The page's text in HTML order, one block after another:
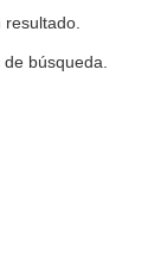
de búsqueda.